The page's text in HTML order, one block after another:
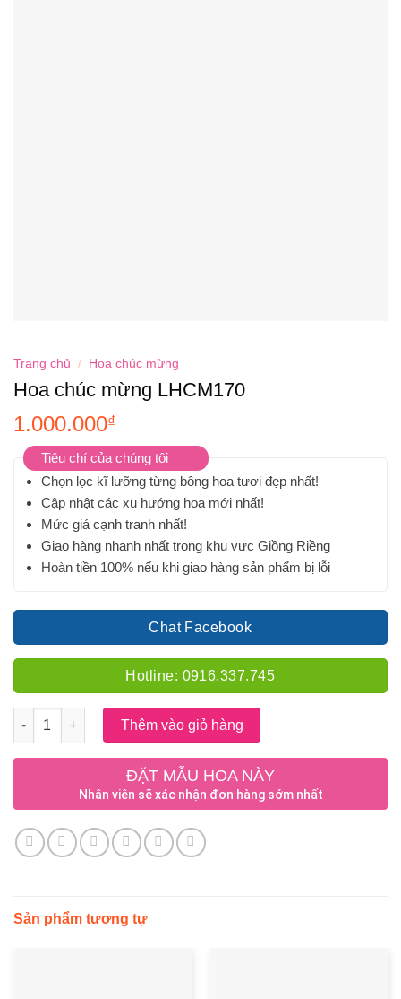
Trang chủ / Hoa chúc mừng
Hoa chúc mừng LHCM170
1.000.000₫
Tiêu chí của chúng tôi
Chọn lọc kĩ lưỡng từng bông hoa tươi đẹp nhất!
Cập nhật các xu hướng hoa mới nhất!
Mức giá cạnh tranh nhất!
Giao hàng nhanh nhất trong khu vực Giồng Riềng
Hoàn tiền 100% nếu khi giao hàng sản phẩm bị lỗi
Chat Facebook
Hotline: 0916.337.745
Số lượng Thêm vào giỏ hàng
ĐẶT MẪU HOA NÀY
Nhân viên sẽ xác nhận đơn hàng sớm nhất
Sản phẩm tương tự